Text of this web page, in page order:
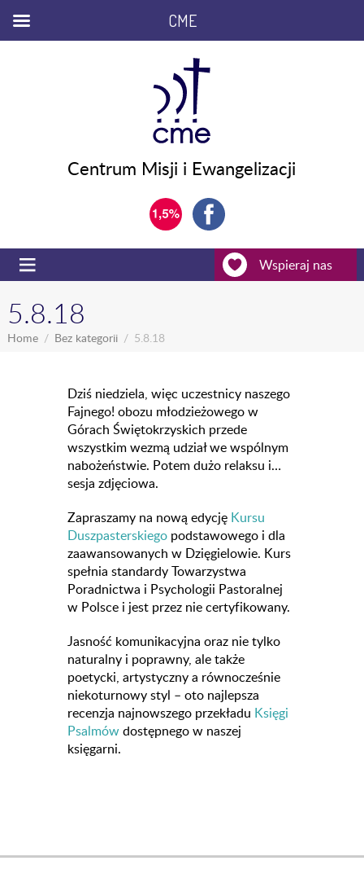
Centrum Misji i Ewangelizacji
Wspieraj nas
5.8.18
Home Bez kategorii 5.8.18
Dziś niedziela, więc uczestnicy naszego
Fajnego! obozu młodzieżowego w
Górach Świętokrzyskich przede
wszystkim wezmą udział we wspólnym
nabożeństwie. Potem dużo relaksu i…
sesja zdjęciowa.
Zapraszamy na nową edycję Kursu
Duszpasterskiego podstawowego i dla
zaawansowanych w Dzięgielowie. Kurs
spełnia standardy Towarzystwa
Poradnictwa i Psychologii Pastoralnej
w Polsce i jest przez nie certyfikowany.
Jasność komunikacyjna oraz nie tylko
naturalny i poprawny, ale także
poetycki, artystyczny a równocześnie
niekoturnowy styl – oto najlepsza
recenzja najnowszego przekładu Księgi
Psalmówdostępnego w naszej
księgarni.
CME